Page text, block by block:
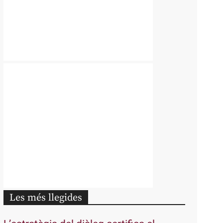
Les més llegides